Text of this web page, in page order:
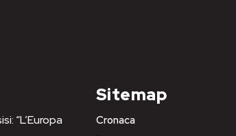
“L’Europa
Sitemap
Cronaca